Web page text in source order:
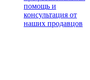
помощь и
консультация от
наших продавцов